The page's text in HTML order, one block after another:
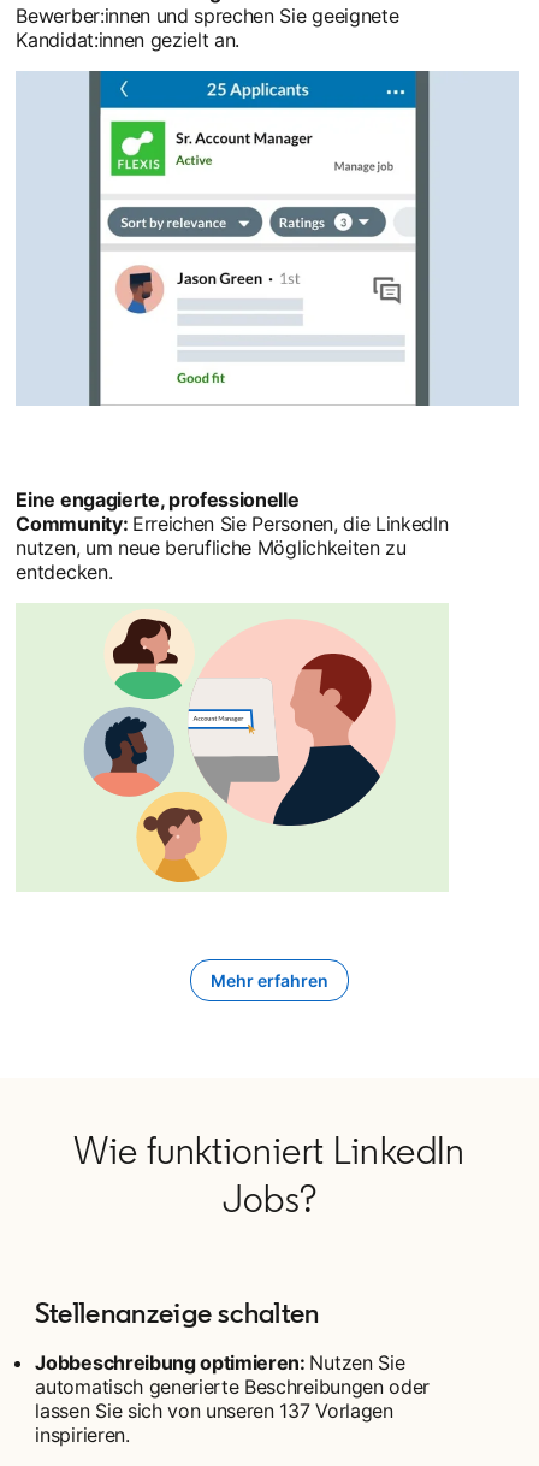
Bewerber:innen und sprechen Sie geeignete
Kandidat:innen gezielt an.
Eine engagierte, professionelle
Community: Erreichen Sie Personen, die LinkedIn
nutzen, um neue berufliche Möglichkeiten zu
entdecken.
Mehr erfahren
Wie funktioniert LinkedIn
Jobs?
Stellenanzeige schalten
Jobbeschreibung optimieren: Nutzen Sie
automatisch generierte Beschreibungen oder
lassen Sie sich von unseren 137 Vorlagen
inspirieren.